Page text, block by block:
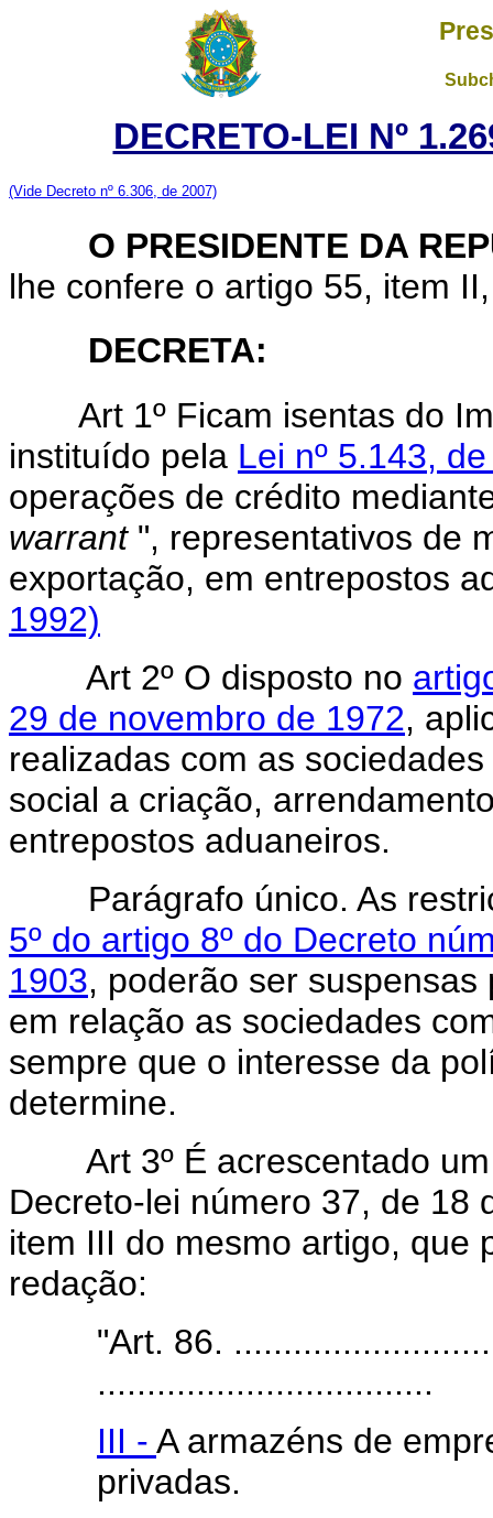
DECRETO-LEI Nº
(Vide Decreto nº 6.306, de 2007)
O PRESIDENTE DA
lhe confere o artigo 55, item
DECRETA:
Art 1º Ficam isentas do
instituído pela Lei nº 5.143,
operações de crédito
warrant ", representativos de
exportação, em
1992)
Art 2º O disposto no
29 de novembro de 1972,
realizadas com as
social a criação,
entrepostos aduaneiros.
Parágrafo único. As
5º do artigo 8º do Decreto
1903, poderão ser
em relação as sociedades
sempre que o interesse da
determine.
Art 3º É acrescentado
Decreto-lei número 37, de 18
item III do mesmo artigo, que
redação:
"Art. 86.
..................................
III - A armazéns de
privadas.